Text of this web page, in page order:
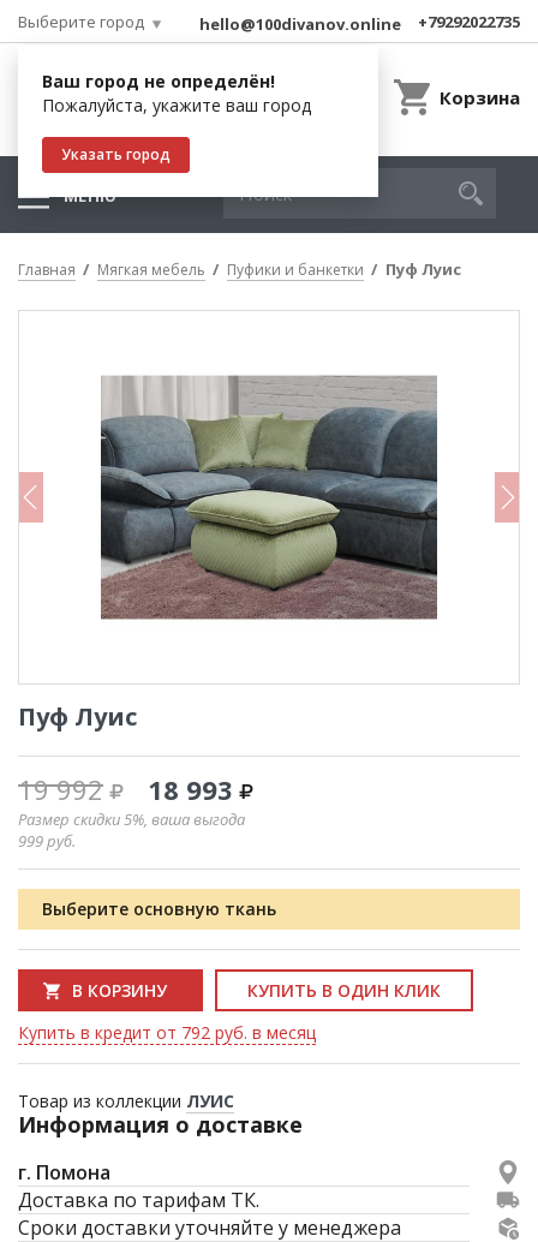
Выберите город
Ваш город не определён!
Пожалуйста, укажите ваш город
Указать город
hello@100divanov.online +79292022735
Корзина
МЕНЮ
Главная Мягкая мебель Пуфики и банкетки Пуф Луис
Пуф Луис
19 992 18 993
Размер скидки 5%, ваша выгода
999руб.
Выберите основную ткань
В КОРЗИНУ
КУПИТЬ В ОДИН КЛИК
Купить в кредит от 792 руб. в месяц
Товар из коллекции ЛУИС
Информация о доставке
г. Помона
Доставка по тарифам ТК.
Сроки доставки уточняйте у менеджера